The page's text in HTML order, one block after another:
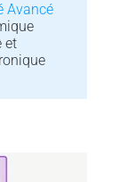
Avancé
et